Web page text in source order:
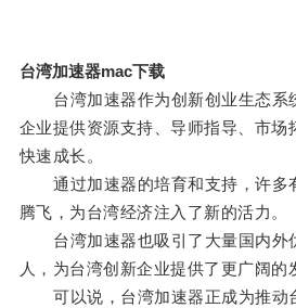
台湾加速器mac下载
台湾加速器作为创新创业生态系
企业提供资源支持、导师指导、市场
快速成长。
通过加速器的培育和支持，许多
腾飞，为台湾经济注入了新的活力。
台湾加速器也吸引了大量国内外
人，为台湾创新企业提供了更广阔的
可以说，台湾加速器正成为推动